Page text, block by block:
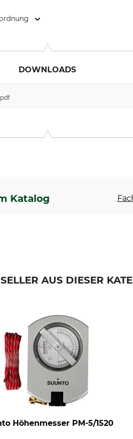
DOWNLOADS
Katalog
AUS DIESER
Höhenmesser PM-5/1520